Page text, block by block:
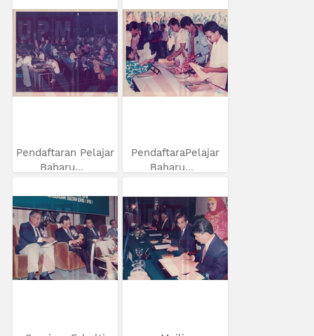
Pendaftaran Pelajar
Baharu...
PendaftaraPelajar
Baharu...